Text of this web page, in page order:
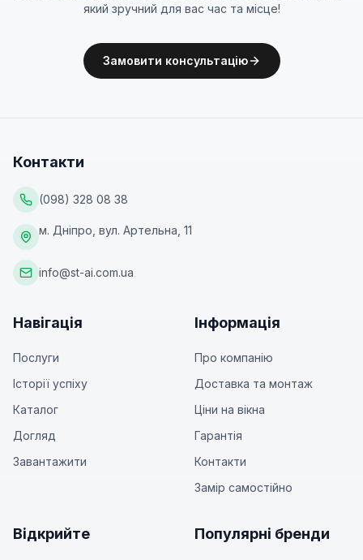
який зручний для вас час та місце!
Замовити консультацію
Контакти
(098) 328 08 38
м. Дніпро, вул. Артельна, 11
info@st-ai.com.ua
Навігація
Послуги
Історії успіху
Каталог
Догляд
Завантажити
Інформація
Про компанію
Доставка та монтаж
Ціни на вікна
Гарантія
Контакти
Замір самостійно
Відкрийте Популярні бренди